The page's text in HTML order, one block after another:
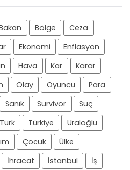
Bölge
Ceza
Ekonomi
Enflasyon
Hava Kar
Karar
Olay Oyuncu
Para
Sanık Survivor
Suç
Türk Türkiye
Uraloğlu
Çocuk
Ülke
İhracat İstanbul
İş